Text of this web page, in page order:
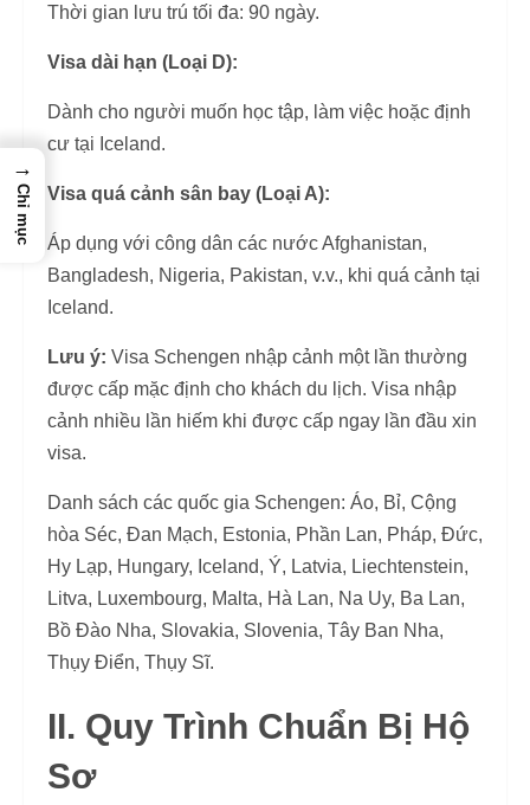
Thời gian lưu trú tối đa: 90 ngày.
Visa dài hạn (Loại D):
Dành cho người muốn học tập, làm việc hoặc định
cư tại Iceland.
Visa quá cảnh sân bay (Loại A):
Áp dụng với công dân các nước Afghanistan,
Bangladesh, Nigeria, Pakistan, v.v., khi quá cảnh tại
Iceland.
Lưu ý: Visa Schengen nhập cảnh một lần thường
được cấp mặc định cho khách du lịch. Visa nhập
cảnh nhiều lần hiếm khi được cấp ngay lần đầu xin
visa.
Danh sách các quốc gia Schengen: Áo, Bỉ, Cộng
hòa Séc, Đan Mạch, Estonia, Phần Lan, Pháp, Đức,
Hy Lạp, Hungary, Iceland, Ý, Latvia, Liechtenstein,
Litva, Luxembourg, Malta, Hà Lan, Na Uy, Ba Lan,
Bồ Đào Nha, Slovakia, Slovenia, Tây Ban Nha,
Thụy Điển, Thụy Sĩ.
II. Quy Trình Chuẩn Bị Hộ
Sơ
→
Chỉ mục